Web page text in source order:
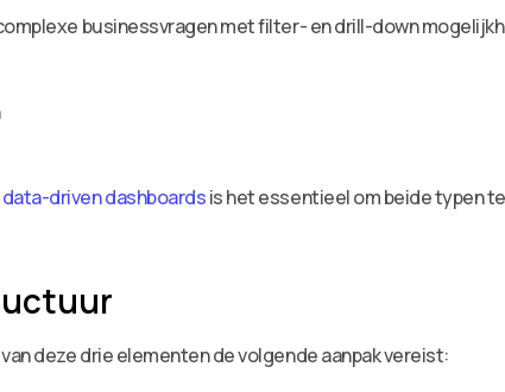
businessvragen met filter- en drill-down
data-driven dashboardsis het essentieel om beide typen
deze drie elementen de volgende aanpak vereist: